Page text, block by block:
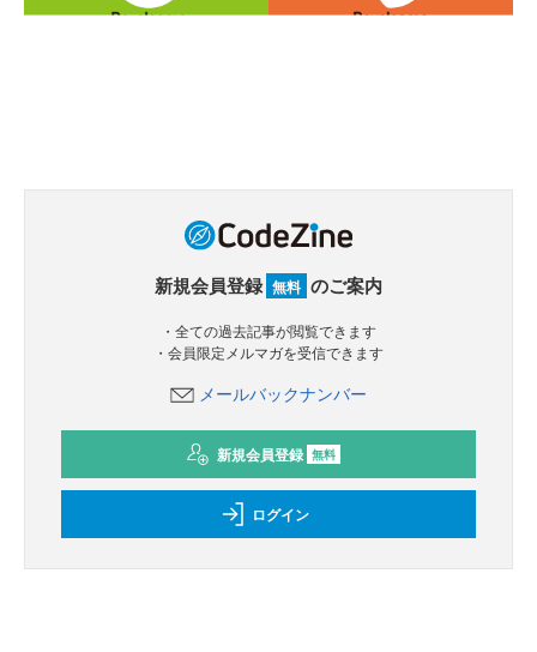
新規会員登録 無料 のご案内
・全ての過去記事が閲覧できます
・会員限定メルマガを受信できます
メールバックナンバー
新規会員登録 無料
ログイン